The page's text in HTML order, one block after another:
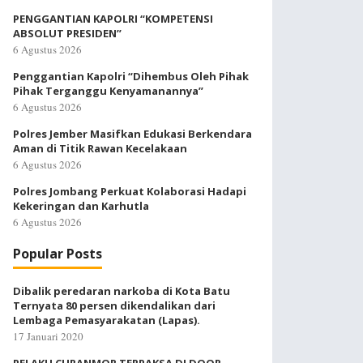
PENGGANTIAN KAPOLRI “KOMPETENSI
ABSOLUT PRESIDEN”
6 Agustus 2026
Penggantian Kapolri “Dihembus Oleh Pihak
Pihak Terganggu Kenyamanannya”
6 Agustus 2026
Polres Jember Masifkan Edukasi Berkendara
Aman di Titik Rawan Kecelakaan
6 Agustus 2026
Polres Jombang Perkuat Kolaborasi Hadapi
Kekeringan dan Karhutla
6 Agustus 2026
Popular Posts
Dibalik peredaran narkoba di Kota Batu
Ternyata 80 persen dikendalikan dari
Lembaga Pemasyarakatan (Lapas).
17 Januari 2020